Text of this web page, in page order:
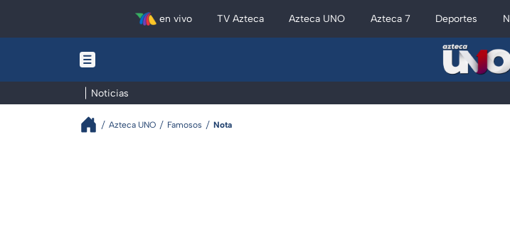
en vivo TV Azteca Azteca UNO Azteca 7 Deportes
Noticias
Azteca UNO Famosos Nota